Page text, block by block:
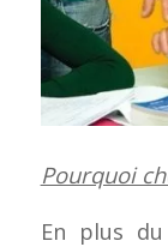
Pourquoi
En plus